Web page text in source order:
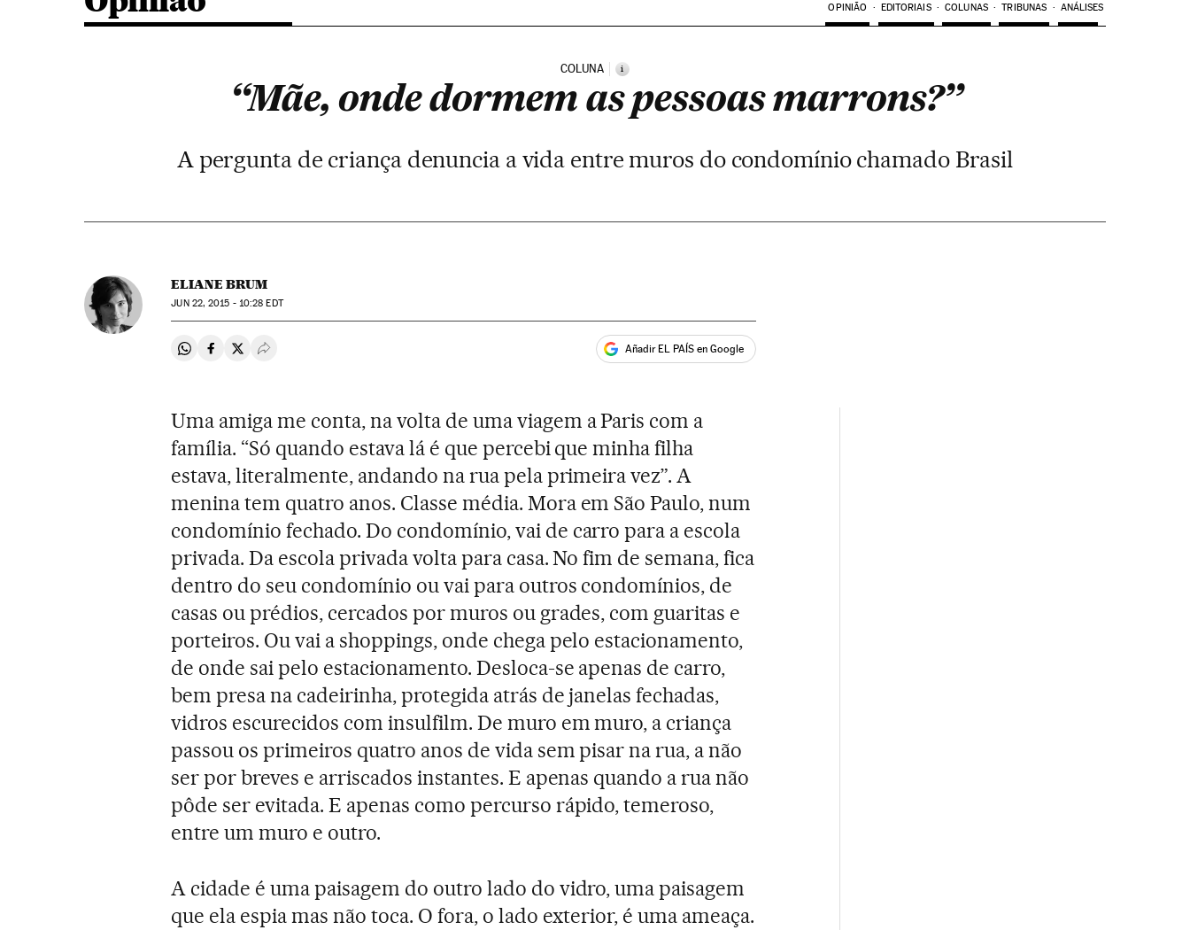
OPINIÃO EDITORIAIS COLUNAS TRIBUNAS ANÁLISES
COLUNA i
“Mãe, onde dormem as pessoas marrons?”
A pergunta de criança denuncia a vida entre muros do condomínio chamado Brasil
ELIANE BRUM
JUN22, 2015 - 10:28 EDT
Compartir en Whatsapp
Compartir en Facebook
Compartir en Twitter
Desplegar Redes Sociales Añadir EL PAÍS en Google
Uma amiga me conta, na volta de uma viagem a Paris com a
família. “Só quando estava lá é que percebi que minha filha
estava, literalmente, andando na rua pela primeira vez”. A
menina tem quatro anos. Classe média. Mora em São Paulo, num
condomínio fechado. Do condomínio, vai de carro para a escola
privada. Da escola privada volta para casa. No fim de semana, fica
dentro do seu condomínio ou vai para outros condomínios, de
casas ou prédios, cercados por muros ou grades, com guaritas e
porteiros. Ou vai a shoppings, onde chega pelo estacionamento,
de onde sai pelo estacionamento. Desloca-se apenas de carro,
bem presa na cadeirinha, protegida atrás de janelas fechadas,
vidros escurecidos com insulfilm. De muro em muro, a criança
passou os primeiros quatro anos de vida sem pisar na rua, a não
ser por breves e arriscados instantes. E apenas quando a rua não
pôde ser evitada. E apenas como percurso rápido, temeroso,
entre um muro e outro.
A cidade é uma paisagem do outro lado do vidro, uma paisagem
que ela espia mas não toca. O fora, o lado exterior, é uma ameaça.